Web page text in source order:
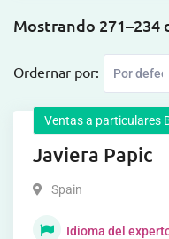
Mostrando 271–234
Ordernar por:
Ventas a particulares
Javiera Papic
Spain
Idioma del